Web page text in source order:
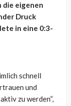
die eigenen
Druck
in eine 0:3-
schnell
und
zu werden“,